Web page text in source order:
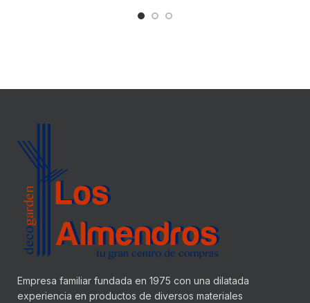
Empresa familiar fundada en 1975 con una dilatada
experiencia en productos de diversos materiales